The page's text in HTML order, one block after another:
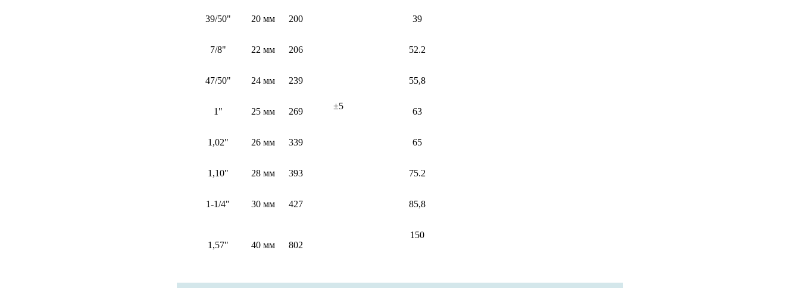
±5
39/50" 20 мм 200 39
7/8" 22 мм 206 52.2
47/50" 24 мм 239 55,8
1" 25 мм 269 63
1,02" 26 мм 339 65
1,10" 28 мм 393 75.2
1-1/4" 30 мм 427 85,8
1,57" 40 мм 802
150